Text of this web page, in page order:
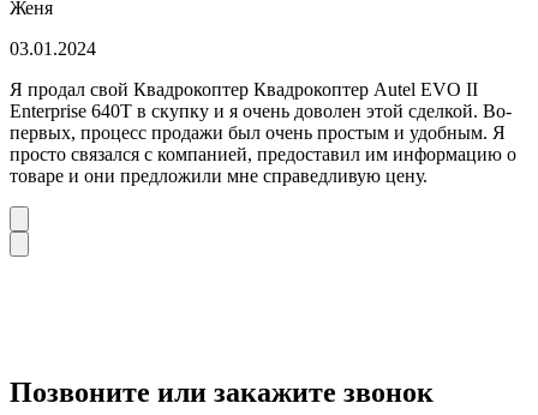
Женя
03.01.2024
Я продал свой Квадрокоптер Квадрокоптер Autel EVO II
Enterprise 640T в скупку и я очень доволен этой сделкой. Во-
первых, процесс продажи был очень простым и удобным. Я
просто связался с компанией, предоставил им информацию о
товаре и они предложили мне справедливую цену.
Позвоните или закажите звонок